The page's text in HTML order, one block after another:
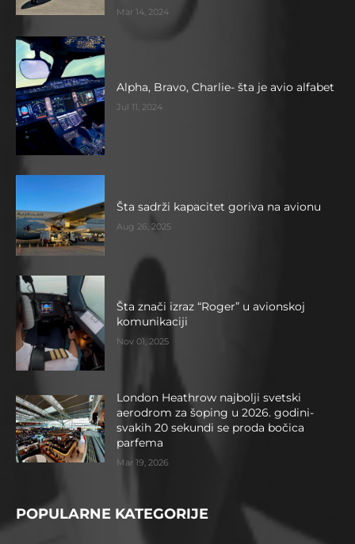
Mar 14, 2024
Alpha, Bravo, Charlie- šta je avio alfabet
Jul 11, 2024
Šta sadrži kapacitet goriva na avionu
Aug 26, 2025
Šta znači izraz “Roger” u avionskoj
komunikaciji
Nov 01, 2025
London Heathrow najbolji svetski
aerodrom za šoping u 2026. godini-
svakih 20 sekundi se proda bočica
parfema
Mar 19, 2026
POPULARNE KATEGORIJE